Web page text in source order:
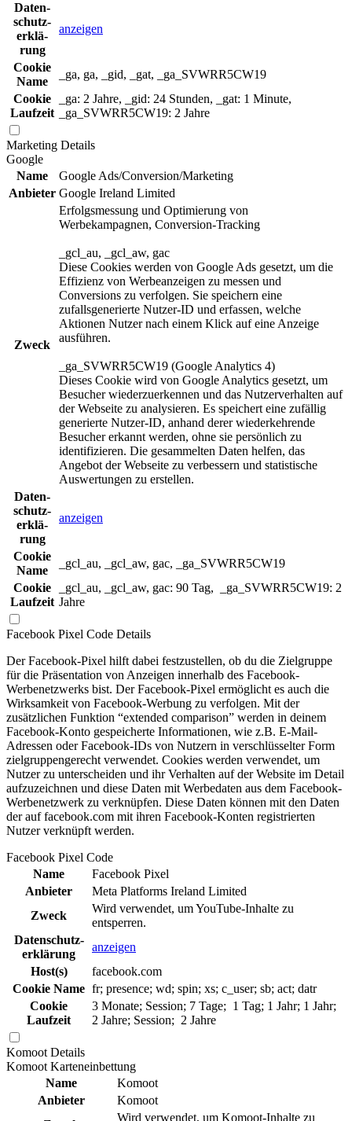
Daten­
schutz­
erklä­
rung
anzeigen
Cookie
Name
_ga, ga, _gid, _gat, _ga_SVWRR5CW19
Cookie
Laufzeit
_ga: 2 Jahre, _gid: 24 Stunden, _gat: 1 Minute,
_ga_SVWRR5CW19: 2 Jahre
Marketing Details
Google
Name
Google Ads/Conversion/Marketing
Anbieter Google Ireland Limited
Zweck
Erfolgsmessung und Optimierung von
Werbekampagnen, Conversion-Tracking
_gcl_au, _gcl_aw, gac
Diese Cookies werden von Google Ads gesetzt, um die
Effizienz von Werbeanzeigen zu messen und
Conversions zu verfolgen. Sie speichern eine
zufallsgenerierte Nutzer-ID und erfassen, welche
Aktionen Nutzer nach einem Klick auf eine Anzeige
ausführen.
_ga_SVWRR5CW19 (Google Analytics 4)
Dieses Cookie wird von Google Analytics gesetzt, um
Besucher wiederzuerkennen und das Nutzerverhalten auf
der Webseite zu analysieren. Es speichert eine zufällig
generierte Nutzer-ID, anhand derer wiederkehrende
Besucher erkannt werden, ohne sie persönlich zu
identifizieren. Die gesammelten Daten helfen, das
Angebot der Webseite zu verbessern und statistische
Auswertungen zu erstellen.
Daten­
schutz­
erklä­
rung
anzeigen
Cookie
Name
_gcl_au, _gcl_aw, gac, _ga_SVWRR5CW19
Cookie
Laufzeit
_gcl_au, _gcl_aw, gac: 90 Tag, _ga_SVWRR5CW19: 2
Jahre
Facebook Pixel Code Details
Der Facebook-Pixel hilft dabei festzustellen, ob du die Zielgruppe
für die Präsentation von Anzeigen innerhalb des Facebook-
Werbenetzwerks bist. Der Facebook-Pixel ermöglicht es auch die
Wirksamkeit von Facebook-Werbung zu verfolgen. Mit der
zusätzlichen Funktion “extended comparison” werden in deinem
Facebook-Konto gespeicherte Informationen, wie z.B. E-Mail-
Adressen oder Facebook-IDs von Nutzern in verschlüsselter Form
zielgruppengerecht verwendet. Cookies werden verwendet, um
Nutzer zu unterscheiden und ihr Verhalten auf der Website im Detail
aufzuzeichnen und diese Daten mit Werbedaten aus dem Facebook-
Werbenetzwerk zu verknüpfen. Diese Daten können mit den Daten
der auf facebook.com mit ihren Facebook-Konten registrierten
Nutzer verknüpft werden.
Facebook Pixel Code
Name
Facebook Pixel
Anbieter
Meta Platforms Ireland Limited
Zweck
Wird verwendet, um YouTube-Inhalte zu
entsperren.
Daten­schutz­
erklä­rung
anzeigen
Host(s)
facebook.com
Cookie Name fr; presence; wd; spin; xs; c_user; sb; act; datr
Cookie
Laufzeit
3 Monate; Session; 7 Tage; 1 Tag; 1 Jahr; 1 Jahr;
2 Jahre; Session; 2 Jahre
Komoot Details
Komoot Karteneinbettung
Name
Komoot
Anbieter
Komoot
Wird verwendet, um Komoot-Inhalte zu